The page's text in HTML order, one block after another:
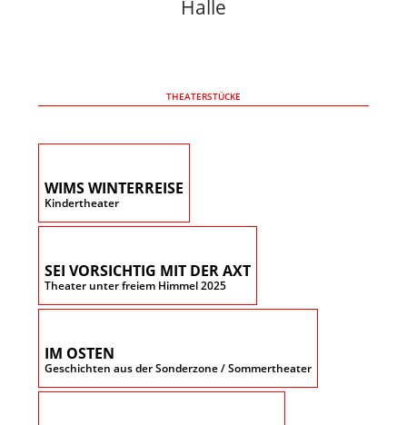
Halle
THEATERSTÜCKE
WIMS WINTERREISE
Kindertheater
SEI VORSICHTIG MIT DER AXT
Theater unter freiem Himmel 2025
IM OSTEN
Geschichten aus der Sonderzone / Sommertheater